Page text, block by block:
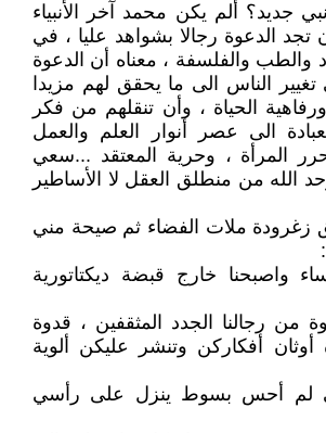
جديد؟ ألم يكن محمد آخر الأنبياء
الدعوة رجالا بشواهد عليا ، في
والطب والفلسفة ، معناه أن الدعوة
تغيير الناس الى ما يحقق لهم مزيدا
الحياة ، وأن تنقلهم من فكر
الى عصر أنوار العلم والعمل
المرأة ، وحرية المعتقد ...سعي
الله من منطلق العقل لا الأساطير
زغرودة ملات الفضاء ثم صيحة مني
واصبحنا خارج قبضة ديكتاتورية
من رجالنا الجدد المثقفين ، قدوة
أفكاركن وتنشر عليكن ألوية
لم أحس بسوط ينزل على رأسي